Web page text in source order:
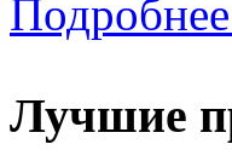
Лучшие